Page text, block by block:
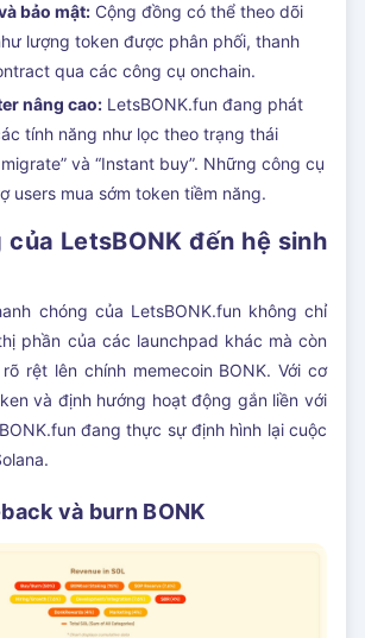
bảo mật: Cộng đồng có thể theo dõi
lượng token được phân phối, thanh
qua các công cụ onchain.
nâng cao: LetsBONK.fun đang phát
tính năng như lọc theo trạng thái
và “Instant buy”. Những công cụ
users mua sớm token tiềm năng.
LetsBONK đến hệ sinh
chóng của LetsBONK.fun không chỉ
phần của các launchpad khác mà còn
rệt lên chính memecoin BONK. Với cơ
và định hướng hoạt động gắn liền với
đang thực sự định hình lại cuộc
và burn BONK